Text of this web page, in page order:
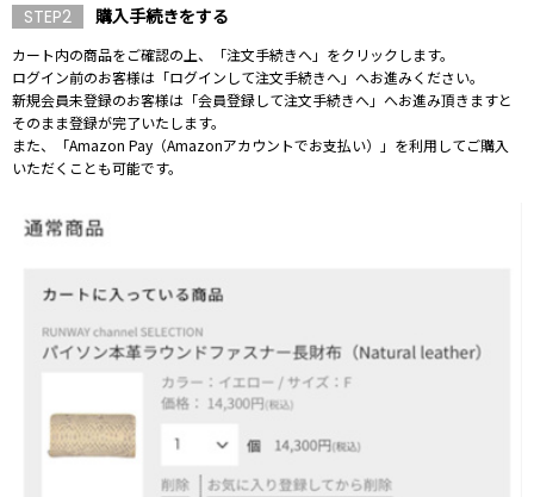
STEP2 購入手続きをする
カート内の商品をご確認の上、「注文手続きへ」をクリックします。
ログイン前のお客様は「ログインして注文手続きへ」へお進みください。
新規会員未登録のお客様は「会員登録して注文手続きへ」へお進み頂きますと
そのまま登録が完了いたします。
また、「Amazon Pay（Amazonアカウントでお支払い）」を利用してご購入
いただくことも可能です。